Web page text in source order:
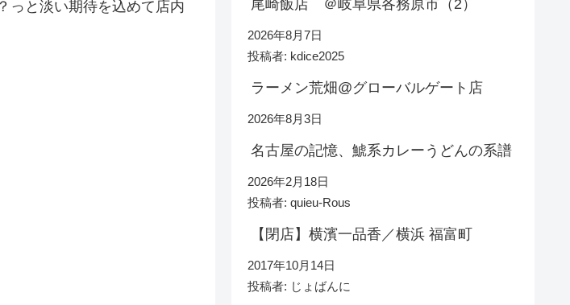
っと淡い期待を込めて店内
尾崎飯店 ＠岐阜県各務原市（2）
2026年8月7日
投稿者: kdice2025
ラーメン荒畑@グローバルゲート店
2026年8月3日
名古屋の記憶、鯱系カレーうどんの系譜
2026年2月18日
投稿者: quieu-Rous
【閉店】横濱一品香／横浜 福富町
2017年10月14日
投稿者: じょばんに